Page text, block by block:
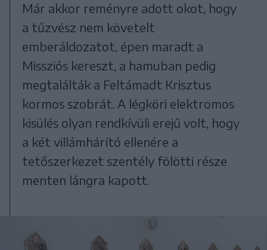
Már akkor reményre adott okot, hogy
a tűzvész nem követelt
emberáldozatot, épen maradt a
Missziós kereszt, a hamuban pedig
megtalálták a Feltámadt Krisztus
kormos szobrát. A légköri elektromos
kisülés olyan rendkívüli erejű volt, hogy
a két villámhárító ellenére a
tetőszerkezet szentély fölötti része
menten lángra kapott.